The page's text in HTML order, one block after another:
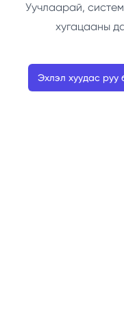
Уучлаарай,
хугацааны
Эхлэл хуудас руу